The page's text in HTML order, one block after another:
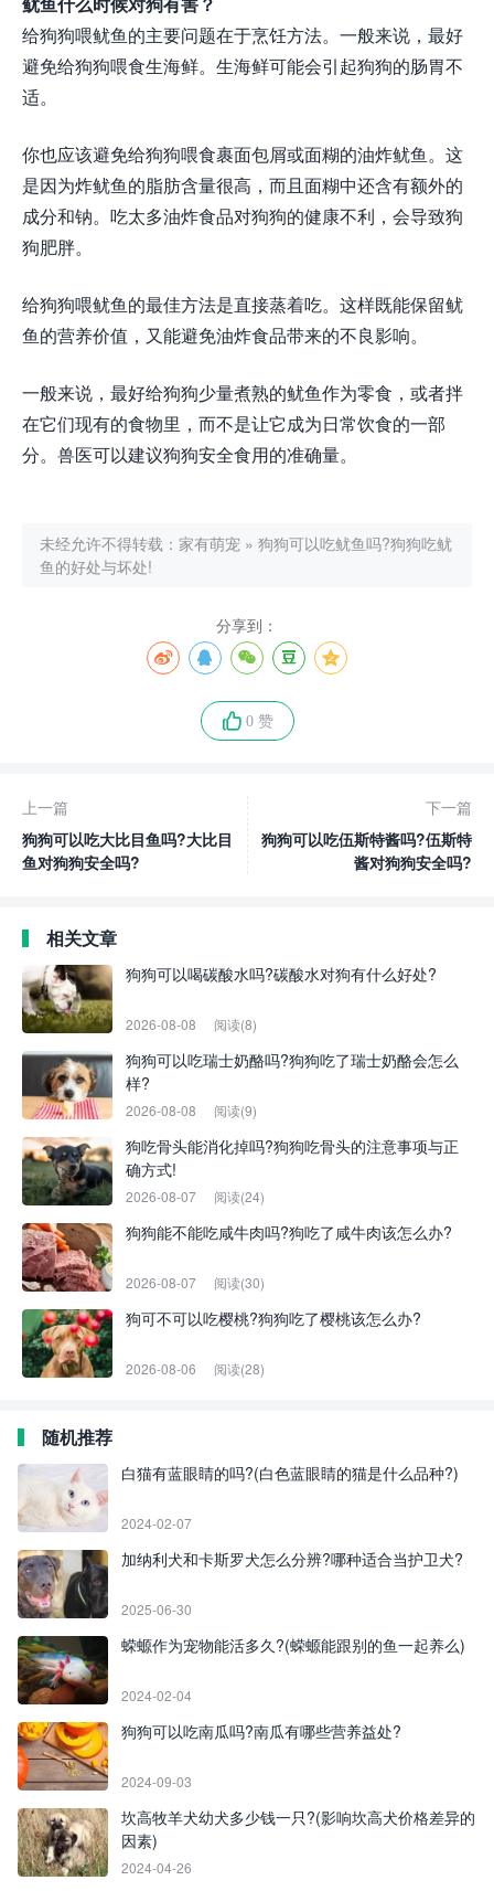
给狗狗喂鱿鱼的主要问题在于烹饪方法。一般来说，最好
避免给狗狗喂食生海鲜。生海鲜可能会引起狗狗的肠胃不
适。
你也应该避免给狗狗喂食裹面包屑或面糊的油炸鱿鱼。这
是因为炸鱿鱼的脂肪含量很高，而且面糊中还含有额外的
成分和钠。吃太多油炸食品对狗狗的健康不利，会导致狗
狗肥胖。
给狗狗喂鱿鱼的最佳方法是直接蒸着吃。这样既能保留鱿
鱼的营养价值，又能避免油炸食品带来的不良影响。
一般来说，最好给狗狗少量煮熟的鱿鱼作为零食，或者拌
在它们现有的食物里，而不是让它成为日常饮食的一部
分。兽医可以建议狗狗安全食用的准确量。
未经允许不得转载： 家有萌宠 » 狗狗可以吃鱿鱼吗?狗狗吃鱿
鱼的好处与坏处!
分享到：
0 赞
上一篇
狗狗可以吃大比目鱼吗?大比目
鱼对狗狗安全吗?
下一篇
狗狗可以吃伍斯特酱吗?伍斯特
酱对狗狗安全吗?
相关文章
狗狗可以喝碳酸水吗?碳酸水对狗有什么好处?
2026-08-08 阅读(8)
狗狗可以吃瑞士奶酪吗?狗狗吃了瑞士奶酪会怎么
样?
2026-08-08 阅读(9)
狗吃骨头能消化掉吗?狗狗吃骨头的注意事项与正
确方式!
2026-08-07 阅读(24)
狗狗能不能吃咸牛肉吗?狗吃了咸牛肉该怎么办?
2026-08-07 阅读(30)
狗可不可以吃樱桃?狗狗吃了樱桃该怎么办?
2026-08-06 阅读(28)
随机推荐
白猫有蓝眼睛的吗?(白色蓝眼睛的猫是什么品种?)
2024-02-07
加纳利犬和卡斯罗犬怎么分辨?哪种适合当护卫犬?
2025-06-30
蝾螈作为宠物能活多久?(蝾螈能跟别的鱼一起养么)
2024-02-04
狗狗可以吃南瓜吗?南瓜有哪些营养益处?
2024-09-03
坎高牧羊犬幼犬多少钱一只?(影响坎高犬价格差异的
因素)
2024-04-26